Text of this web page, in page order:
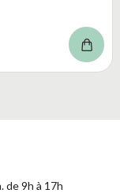
de 9h à 17h